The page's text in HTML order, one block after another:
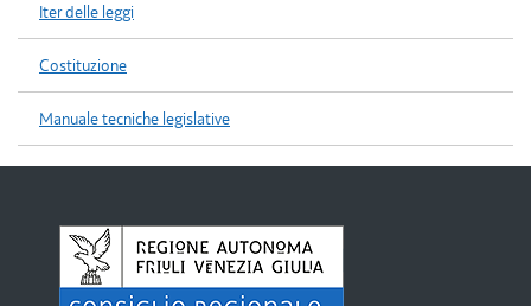
Iter delle leggi
Costituzione
Manuale tecniche legislative